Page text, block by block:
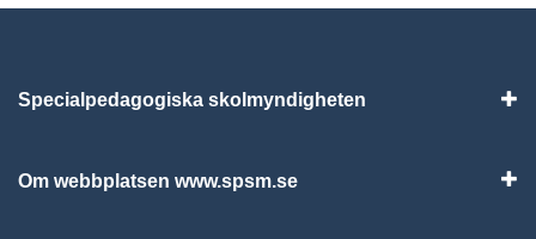
Specialpedagogiska skolmyndigheten
Om webbplatsen www.spsm.se